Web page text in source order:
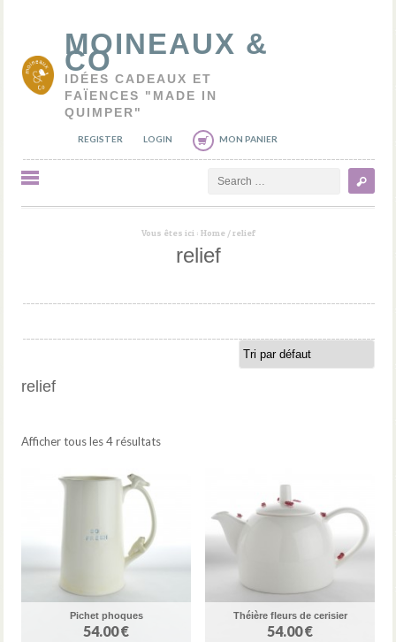
MOINEAUX &
CO
IDÉES CADEAUX ET
FAÏENCES "MADE IN
QUIMPER"
REGISTER LOGIN MON PANIER
Vous êtes ici : Home / relief
relief
relief
Afficher tous les 4 résultats
Pichet phoques
54.00 €
Théière fleurs de cerisier
54.00 €